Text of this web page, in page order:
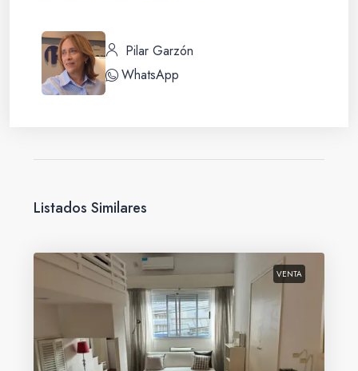
Pilar Garzón
WhatsApp
Listados Similares
VENTA